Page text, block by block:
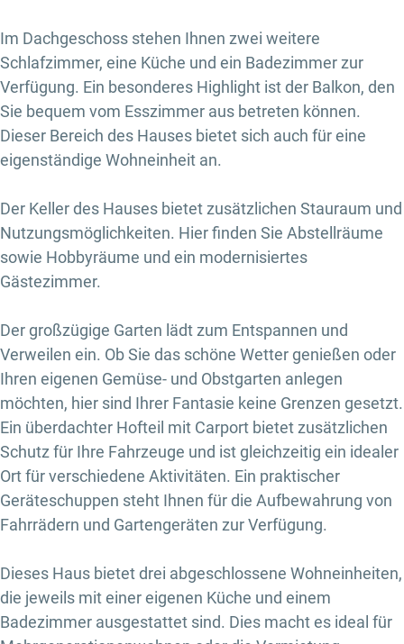
Im Dachgeschoss stehen Ihnen zwei weitere
Schlafzimmer, eine Küche und ein Badezimmer zur
Verfügung. Ein besonderes Highlight ist der Balkon, den
Sie bequem vom Esszimmer aus betreten können.
Dieser Bereich des Hauses bietet sich auch für eine
eigenständige Wohneinheit an.
Der Keller des Hauses bietet zusätzlichen Stauraum und
Nutzungsmöglichkeiten. Hier finden Sie Abstellräume
sowie Hobbyräume und ein modernisiertes
Gästezimmer.
Der großzügige Garten lädt zum Entspannen und
Verweilen ein. Ob Sie das schöne Wetter genießen oder
Ihren eigenen Gemüse- und Obstgarten anlegen
möchten, hier sind Ihrer Fantasie keine Grenzen gesetzt.
Ein überdachter Hofteil mit Carport bietet zusätzlichen
Schutz für Ihre Fahrzeuge und ist gleichzeitig ein idealer
Ort für verschiedene Aktivitäten. Ein praktischer
Geräteschuppen steht Ihnen für die Aufbewahrung von
Fahrrädern und Gartengeräten zur Verfügung.
Dieses Haus bietet drei abgeschlossene Wohneinheiten,
die jeweils mit einer eigenen Küche und einem
Badezimmer ausgestattet sind. Dies macht es ideal für